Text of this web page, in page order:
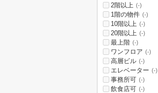
2階以上 (-)
1階の物件 (-)
10階以上 (-)
20階以上 (-)
最上階 (-)
ワンフロア (-)
高層ビル (-)
エレベーター (-)
事務所可 (-)
飲食店可 (-)